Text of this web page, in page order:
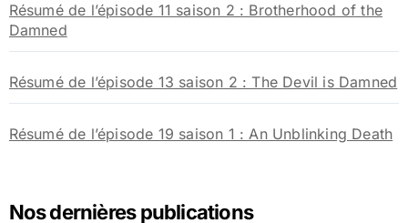
Résumé de l’épisode 11 saison 2 : Brotherhood of the
Damned
Résumé de l’épisode 13 saison 2 : The Devil is Damned
Résumé de l’épisode 19 saison 1 : An Unblinking Death
Nos dernières publications